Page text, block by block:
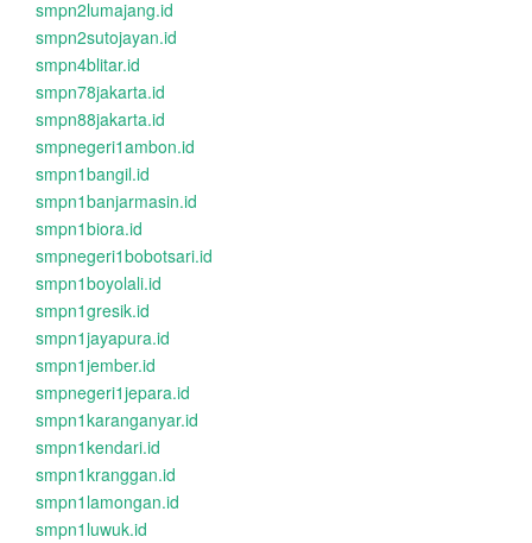
smpn2lumajang.id
smpn2sutojayan.id
smpn4blitar.id
smpn78jakarta.id
smpn88jakarta.id
smpnegeri1ambon.id
smpn1bangil.id
smpn1banjarmasin.id
smpn1biora.id
smpnegeri1bobotsari.id
smpn1boyolali.id
smpn1gresik.id
smpn1jayapura.id
smpn1jember.id
smpnegeri1jepara.id
smpn1karanganyar.id
smpn1kendari.id
smpn1kranggan.id
smpn1lamongan.id
smpn1luwuk.id